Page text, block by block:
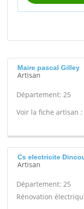
Maire pascal Gilley
Artisan
Département: 25
Voir la fiche artisan :
Cs electricite
Artisan
Département: 25
Rénovation